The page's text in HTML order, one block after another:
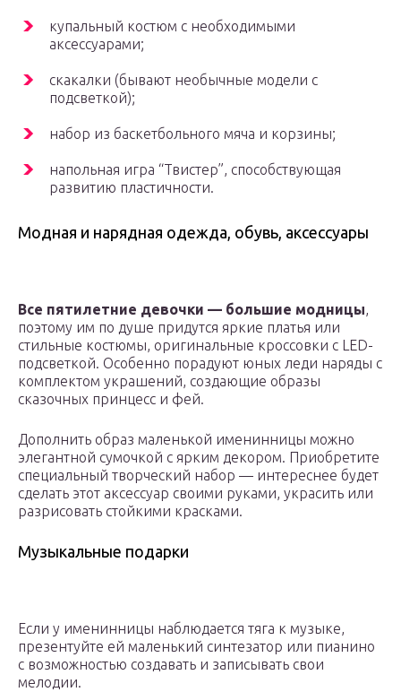
купальный костюм с необходимыми
аксессуарами;
скакалки (бывают необычные модели с
подсветкой);
набор из баскетбольного мяча и корзины;
напольная игра “Твистер”, способствующая
развитию пластичности.
Модная и нарядная одежда, обувь, аксессуары
Все пятилетние девочки — большие модницы,
поэтому им по душе придутся яркие платья или
стильные костюмы, оригинальные кроссовки с LED-
подсветкой. Особенно порадуют юных леди наряды с
комплектом украшений, создающие образы
сказочных принцесс и фей.
Дополнить образ маленькой именинницы можно
элегантной сумочкой с ярким декором. Приобретите
специальный творческий набор — интереснее будет
сделать этот аксессуар своими руками, украсить или
разрисовать стойкими красками.
Музыкальные подарки
Если у именинницы наблюдается тяга к музыке,
презентуйте ей маленький синтезатор или пианино
с возможностью создавать и записывать свои
мелодии.